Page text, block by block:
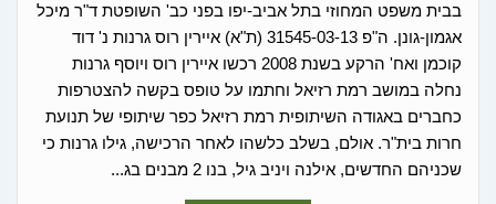
בבית משפט המחוזי בתל אביב-יפו בפני כב' השופטת ד"ר מיכל
אגמון-גונן. ה"פ 31545-03-13 (ת"א) איירין רוס גרנות נ' דוד
קוכמן ואח' הרקע בשנת 2008 רכשו איירין רוס ויוסף גרנות
נחלה במושב רמת רזיאל וחתמו על טופס בקשה להצטרפות
כחברים באגודה השיתופית רמת רזיאל כפר שיתופי של תנועת
חרות בית"ר. אולם, בשלב כלשהו לאחר הרכישה, גילו גרנות כי
שכניהם החדשים, אילנה ויניב גיל, בנו 2 מבנים בג...